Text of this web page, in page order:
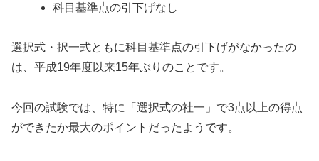
科目基準点の引下げなし
選択式・択一式ともに科目基準点の引下げがなかったの
は、平成19年度以来15年ぶりのことです。
今回の試験では、特に「選択式の社一」で3点以上の得点
ができたか最大のポイントだったようです。